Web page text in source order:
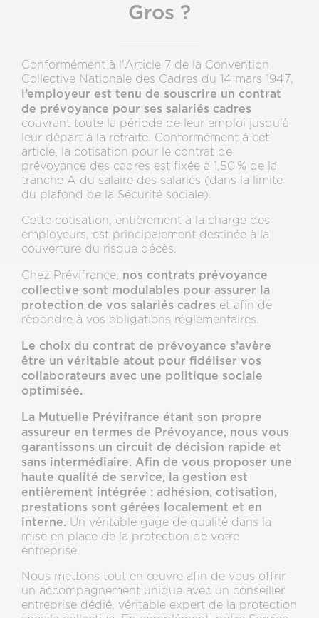
Gros ?
Conformément à l'Article 7 de la Convention
Collective Nationale des Cadres du 14 mars 1947,
l’employeur est tenu de souscrire un contrat
de prévoyance pour ses salariés cadres
couvrant toute la période de leur emploi jusqu'à
leur départ à la retraite. Conformément à cet
article, la cotisation pour le contrat de
prévoyance des cadres est fixée à 1,50 % de la
tranche A du salaire des salariés (dans la limite
du plafond de la Sécurité sociale).
Cette cotisation, entièrement à la charge des
employeurs, est principalement destinée à la
couverture du risque décès.
Chez Prévifrance, nos contrats prévoyance
collective sont modulables pour assurer la
protection de vos salariés cadres et afin de
répondre à vos obligations réglementaires.
Le choix du contrat de prévoyance s’avère
être un véritable atout pour fidéliser vos
collaborateurs avec une politique sociale
optimisée.
La Mutuelle Prévifrance étant son propre
assureur en termes de Prévoyance, nous vous
garantissons un circuit de décision rapide et
sans intermédiaire. Afin de vous proposer une
haute qualité de service, la gestion est
entièrement intégrée : adhésion, cotisation,
prestations sont gérées localement et en
interne. Un véritable gage de qualité dans la
mise en place de la protection de votre
entreprise.
Nous mettons tout en œuvre afin de vous offrir
un accompagnement unique avec un conseiller
entreprise dédié, véritable expert de la protection